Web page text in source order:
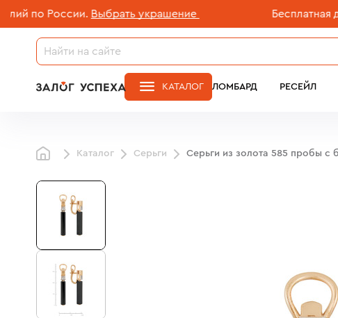
по России. Выбрать украшение Бесплатная
ЛОМБАРД РЕСЕЙЛ
КАТАЛОГ
Каталог Серьги Серьги из золота 585 пробы с